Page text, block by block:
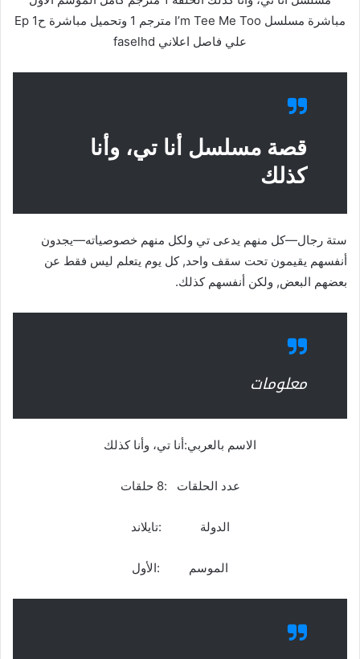
مباشرة مسلسل I’m Tee Me Too مترجم 1 وتحميل مباشرة ح1 Ep
علي فاصل اعلاني faselhd
قصة مسلسل أنا تي، وأنا
كذلك
ستة رجال—كل منهم يدعى تي ولكل منهم خصوصياته—يجدون
أنفسهم يقيمون تحت سقف واحد, كل يوم يتعلم ليس فقط عن
بعضهم البعض, ولكن أنفسهم كذلك.
معلومات
الاسم بالعربي:أنا تي، وأنا كذلك
عدد الحلقات :8 حلقات
الدولة :تايلاند
الموسم :الأول